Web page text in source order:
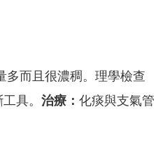
多而且很濃稠。理學檢查
具。 治療： 化痰與支氣管